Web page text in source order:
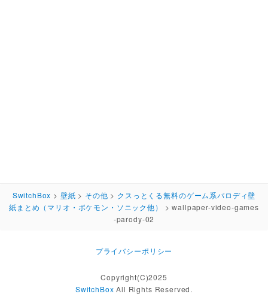
SwitchBox > 壁紙 > その他 > クスっとくる無料のゲーム系パロディ壁
紙まとめ（マリオ・ポケモン・ソニック他）
>wallpaper-video-games
-parody-02
プライバシーポリシー
Copyright(C)2025
SwitchBox All Rights Reserved.